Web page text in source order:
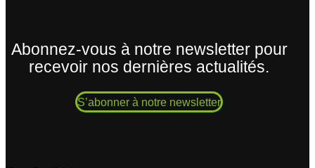
Abonnez-vous à notre newsletter pour
recevoir nos dernières actualités.
S’abonner à notre newsletter